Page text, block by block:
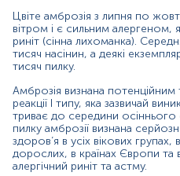
Дослідження Специфічні IgE,
методом ІmmunoCAP –
алергодіагностики.
Переваги методики
ІmmunoCAP дозволяє
виділити тригерні
терапію та
суттєво покращити
кількісний аналіз
не має протипоказань
Цвіте амброзія з липня по
вітром і є сильним алергеном,
риніт (сінна лихоманка).
тисяч насінин, а деякі
тисяч пилку.
Амброзія визнана потенційним
реакції І типу, яка зазвичай
триває до середини осіннього
пилку амброзії визнана
здоров’я в усіх вікових групах,
дорослих, в країнах Європи та
алергічний риніт та астму.